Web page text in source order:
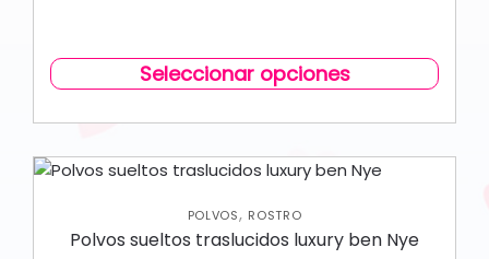
Seleccionar opciones
POLVOS, ROSTRO
Polvos sueltos traslucidos luxury ben Nye